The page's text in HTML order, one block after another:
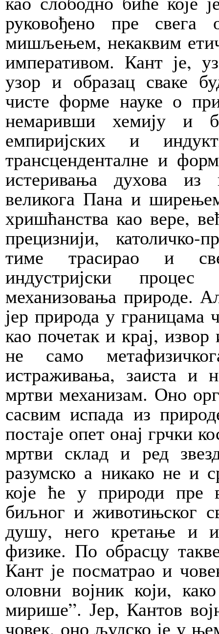
руковођено пре
мишљењем, некаквим
императивом. Кант је,
узор и образац сваке
чисте форме науке о
немаривши хемију и
емпиријских и
трансценденталне и
истеривања духова
великога Пана и
хришћанства као вере,
прецизнији, католичко-
тиме трасирао и
индустријски
механизовања при­роде.
јер природа у границама
као почетак и крај,
не само
истраживања, заиста
мртви механизам. Оно
сасвим испада из
постаје опет онај грчки
мртви склад и ред
разумско а никако не и
које ће у природи пре
биљног и животињског
душу, него кретање и
физике. По обрасцу
Кант је посматрао и
оловни војник који,
мирише”. Јер, Кантов
човек, оно људско је у